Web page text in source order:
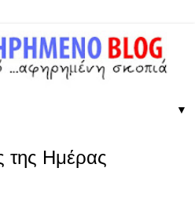
▼
της Ημέρας